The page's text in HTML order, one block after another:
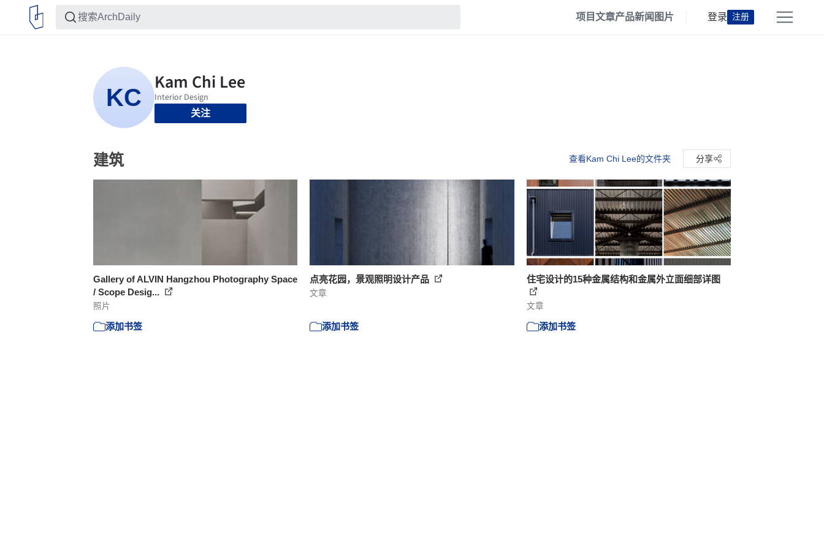
项目文章产品新闻 图片 登录 注册
关注
建筑 查看Kam Chi Lee的文件夹 分享
Gallery of ALVIN Hangzhou Photography Space
/ Scope Desig...
照片
添加书签
点亮花园，景观照明设计产品
文章
添加书签
住宅设计的15种金属结构和金属外立面细部详图
文章
添加书签